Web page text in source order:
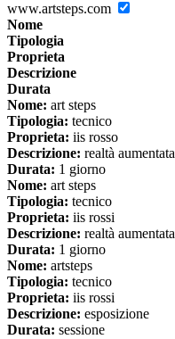
www.artsteps.com
Nome
Tipologia
Proprieta
Descrizione
Durata
Nome: art steps
Tipologia: tecnico
Proprieta: iis rosso
Descrizione: realtà aumentata
Durata: 1 giorno
Nome: art steps
Tipologia: tecnico
Proprieta: iis rossi
Descrizione: realtà aumentata
Durata: 1 giorno
Nome: artsteps
Tipologia: tecnico
Proprieta: iis rossi
Descrizione: esposizione
Durata: sessione